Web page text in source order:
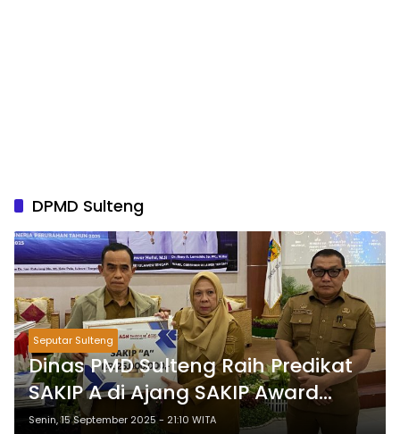
DPMD Sulteng
Seputar Sulteng
Dinas PMD Sulteng Raih Predikat
SAKIP A di Ajang SAKIP Award
2025
Senin, 15 September 2025 - 21:10 WITA